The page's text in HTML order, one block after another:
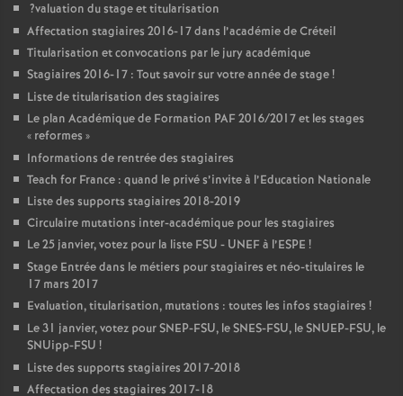
?valuation du stage et titularisation
Affectation stagiaires 2016-17 dans l’académie de Créteil
Titularisation et convocations par le jury académique
Stagiaires 2016-17 : Tout savoir sur votre année de stage!
Liste de titularisation des stagiaires
Le plan Académique de Formation PAF2016/2017 et les stages
« reformes »
Informations de rentrée des stagiaires
Teach for France : quand le privé s’invite à l’Education Nationale
Liste des supports stagiaires 2018-2019
Circulaire mutations inter-académique pour les stagiaires
Le 25 janvier, votez pour la liste FSU - UNEFà l’ESPE !
Stage Entrée dans le métiers pour stagiaires et néo-titulaires le
17 mars 2017
Evaluation, titularisation, mutations : toutes les infos stagiaires !
Le 31 janvier, votez pourSNEP-FSU, leSNES-FSU, leSNUEP-FSU, le
SNUipp-FSU !
Liste des supports stagiaires 2017-2018
Affectation des stagiaires 2017-18